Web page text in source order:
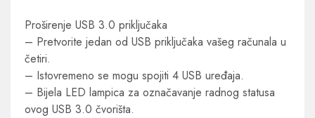
Proširenje USB 3.0 priključaka
– Pretvorite jedan od USB priključaka vašeg računala u
četiri.
– Istovremeno se mogu spojiti 4 USB uređaja.
– Bijela LED lampica za označavanje radnog statusa
ovog USB 3.0 čvorišta.